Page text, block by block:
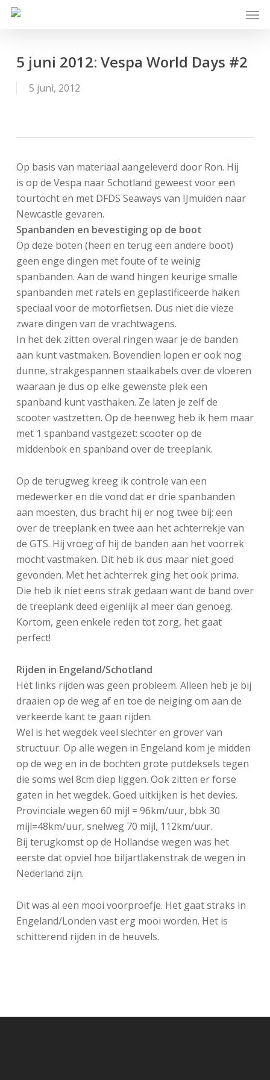
Skip
content5 juni 2012: Vespa World Days #2
5 juni, 2012
Op basis van materiaal aangeleverd door Ron. Hij
is op de Vespa naar Schotland geweest voor een
tourtocht en met DFDS Seaways van IJmuiden naar
Newcastle gevaren.
Spanbanden en bevestiging op de boot
Op deze boten (heen en terug een andere boot)
geen enge dingen met foute of te weinig
spanbanden. Aan de wand hingen keurige smalle
spanbanden met ratels en geplastificeerde haken
speciaal voor de motorfietsen. Dus niet die vieze
zware dingen van de vrachtwagens.
In het dek zitten overal ringen waar je de banden
aan kunt vastmaken. Bovendien lopen er ook nog
dunne, strakgespannen staalkabels over de vloeren
waaraan je dus op elke gewenste plek een
spanband kunt vasthaken. Ze laten je zelf de
scooter vastzetten. Op de heenweg heb ik hem maar
met 1 spanband vastgezet: scooter op de
middenbok en spanband over de treeplank.
Op de terugweg kreeg ik controle van een
medewerker en die vond dat er drie spanbanden
aan moesten, dus bracht hij er nog twee bij: een
over de treeplank en twee aan het achterrekje van
de GTS. Hij vroeg of hij de banden aan het voorrek
mocht vastmaken. Dit heb ik dus maar niet goed
gevonden. Met het achterrek ging het ook prima.
Die heb ik niet eens strak gedaan want de band over
de treeplank deed eigenlijk al meer dan genoeg.
Kortom, geen enkele reden tot zorg, het gaat
perfect!
Rijden in Engeland/Schotland
Het links rijden was geen probleem. Alleen heb je bij
draaien op de weg af en toe de neiging om aan de
verkeerde kant te gaan rijden.
Wel is het wegdek veel slechter en grover van
structuur. Op alle wegen in Engeland kom je midden
op de weg en in de bochten grote putdeksels tegen
die soms wel 8cm diep liggen. Ook zitten er forse
gaten in het wegdek. Goed uitkijken is het devies.
Provinciale wegen 60 mijl = 96km/uur, bbk 30
mijl=48km/uur, snelweg 70 mijl, 112km/uur.
Bij terugkomst op de Hollandse wegen was het
eerste dat opviel hoe biljartlakenstrak de wegen in
Nederland zijn.
Dit was al een mooi voorproefje. Het gaat straks in
Engeland/Londen vast erg mooi worden. Het is
schitterend rijden in de heuvels.